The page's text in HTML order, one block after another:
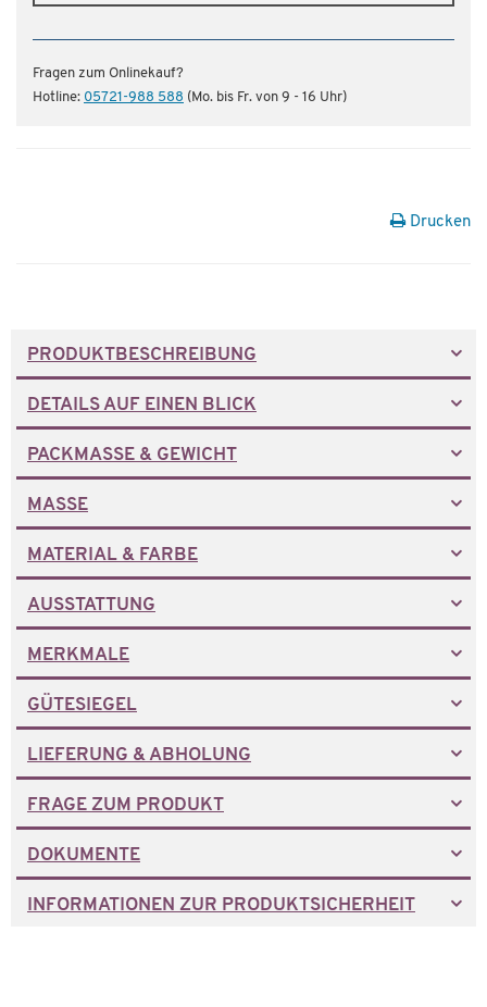
Fragen zum Onlinekauf?
Hotline: 05721-988 588 (Mo. bis Fr. von 9 - 16 Uhr)
Drucken
PRODUKTBESCHREIBUNG
DETAILS AUF EINEN BLICK
PACKMASSE & GEWICHT
MASSE
MATERIAL & FARBE
AUSSTATTUNG
MERKMALE
GÜTESIEGEL
LIEFERUNG & ABHOLUNG
FRAGE ZUM PRODUKT
DOKUMENTE
INFORMATIONEN ZUR PRODUKTSICHERHEIT